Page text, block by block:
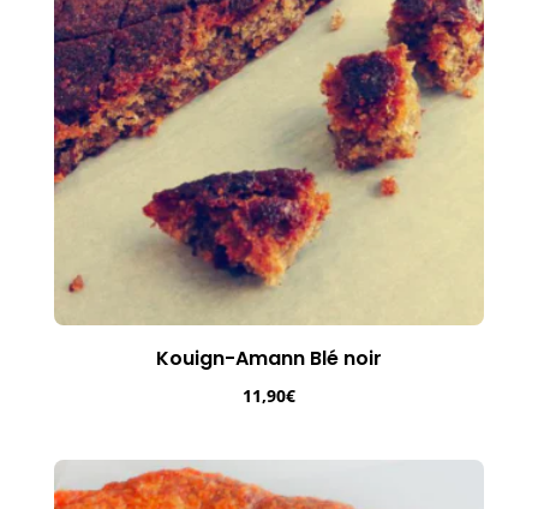
Kouign-Amann Blé noir
11,90€